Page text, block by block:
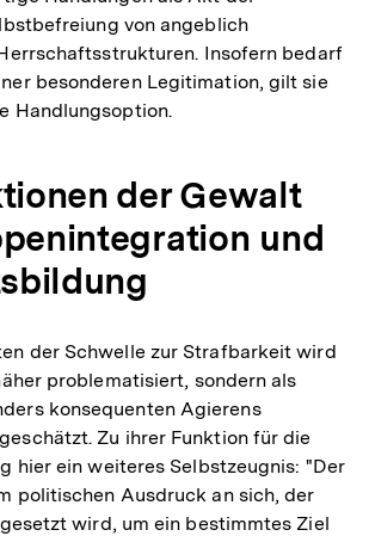
von angeblich
Insofern bedarf
besonderen Legitimation, gilt sie
Handlungsoption.
der Gewalt
und
der Schwelle zur Strafbarkeit wird
problematisiert, sondern als
konsequenten Agierens
Zu ihrer Funktion für die
hier ein weiteres Selbstzeugnis: "Der
politischen Ausdruck an sich, der
wird, um ein bestimmtes Ziel